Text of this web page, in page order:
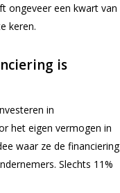
ongeveer een kwart van
keren.
is
in
het eigen vermogen in
waar ze de financiering
Slechts 11%